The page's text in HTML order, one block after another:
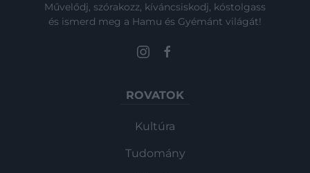
Művelődj, szórakozz, kíváncsiskodj, kóstolgass
és ismerd meg a Hamu és Gyémánt világát!
ROVATOK
Kultúra
Tudomány